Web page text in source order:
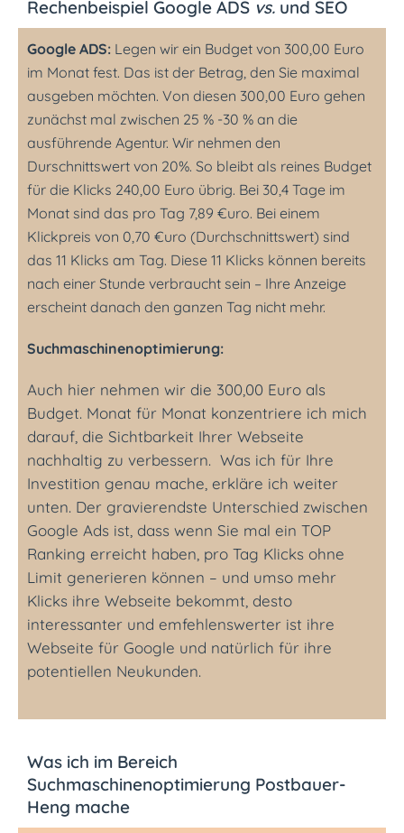
Rechenbeispiel Google ADS vs. und SEO
Google ADS: Legen wir ein Budget von 300,00 Euro
im Monat fest. Das ist der Betrag, den Sie maximal
ausgeben möchten. Von diesen 300,00 Euro gehen
zunächst mal zwischen 25 % -30 % an die
ausführende Agentur. Wir nehmen den
Durschnittswert von 20%. So bleibt als reines Budget
für die Klicks 240,00 Euro übrig. Bei 30,4 Tage im
Monat sind das pro Tag 7,89 €uro. Bei einem
Klickpreis von 0,70 €uro (Durchschnittswert) sind
das 11 Klicks am Tag. Diese 11 Klicks können bereits
nach einer Stunde verbraucht sein – Ihre Anzeige
erscheint danach den ganzen Tag nicht mehr.
Suchmaschinenoptimierung:
Auch hier nehmen wir die 300,00 Euro als
Budget. Monat für Monat konzentriere ich mich
darauf, die Sichtbarkeit Ihrer Webseite
nachhaltig zu verbessern. Was ich für Ihre
Investition genau mache, erkläre ich weiter
unten. Der gravierendste Unterschied zwischen
Google Ads ist, dass wenn Sie mal ein TOP
Ranking erreicht haben, pro Tag Klicks ohne
Limit generieren können – und umso mehr
Klicks ihre Webseite bekommt, desto
interessanter und emfehlenswerter ist ihre
Webseite für Google und natürlich für ihre
potentiellen Neukunden.
Was ich im Bereich
Suchmaschinenoptimierung Postbauer-
Heng mache